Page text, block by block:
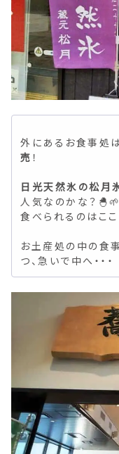
外にあるお食事処
売 ！
日光天然氷の松月
人気なのかな？🐣🌱
食べられるのはこ
お土産処の中の食
つ、急いで中へ・・・